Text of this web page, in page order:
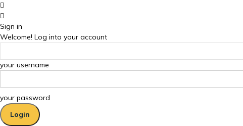
Sign in
Welcome! Log into your account
your username
your password